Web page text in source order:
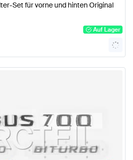
Set für vorne und hinten Original
Auf Lager